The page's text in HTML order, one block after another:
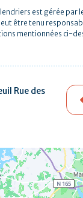
est gérée par
être tenu
mentionnées ci-
Rue des